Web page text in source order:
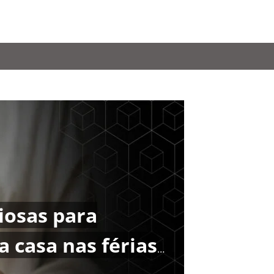
para
casa nas férias